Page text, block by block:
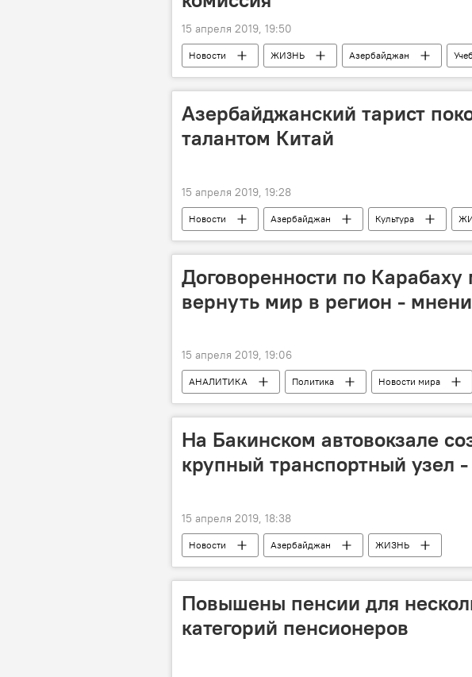
15 апреля 2019, 19:50
Новости ЖИЗНЬ Азербайджан
Первоклассники
Апелляция
Азербайджанский тарист
талантом Китай
15 апреля 2019, 19:28
Новости Азербайджан Культура
За кулисами и в свете софитов
Договоренности по Карабаху
вернуть мир в регион -
15 апреля 2019, 19:06
АНАЛИТИКА Политика Новости мира
Карабах
переговоры Москва
На Бакинском автовокзале
крупный транспортный узел
15 апреля 2019, 18:38
Новости Азербайджан ЖИЗНЬ
Повышены пенсии для
категорий пенсионеров